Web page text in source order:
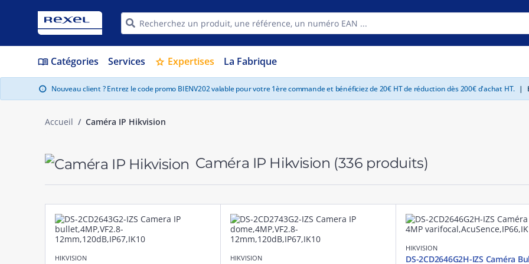
menu_book Catégories Services star Expertises La Fabrique
info Nouveau client ? Entrez le code promo BIENV202 valable pour votre 1ère commande et bénéficiez de 20€ HT de réduction dès 200€ d'achat HT. |
Accueil Caméra IP Hikvision
Caméra IP Hikvision (336 produits)
HIKVISION HIKVISION
HIKVISION
DS-2CD2646G2H-IZS Caméra